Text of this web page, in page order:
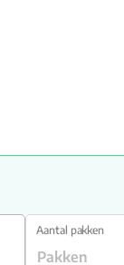
Aantal pakken